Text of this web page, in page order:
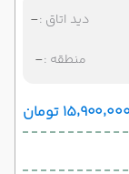
دید اتاق :-
منطقه :-
تومان